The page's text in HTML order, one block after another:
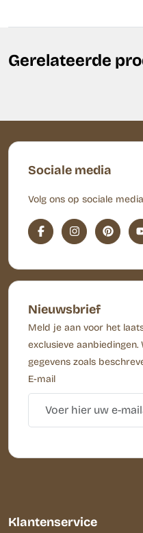
Gerelateerde
Sociale media
Volg ons op sociale media
Nieuwsbrief
Meld je aan voor het
exclusieve
gegevens zoals
E-mail
Klantenservice